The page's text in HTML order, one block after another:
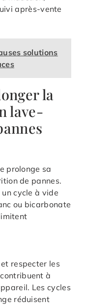
après-vente
solutions
la
lave-
prolonge sa
de pannes.
cycle à vide
ou bicarbonate
respecter les
à
Les cycles
réduisent